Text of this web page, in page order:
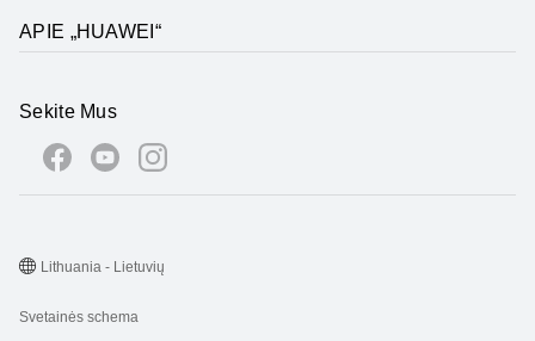
APIE „HUAWEI“
Sekite Mus
Svetainės schema
Lithuania - Lietuvių